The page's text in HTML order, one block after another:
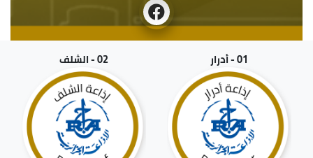
01 - أدرار 02 - الشلف